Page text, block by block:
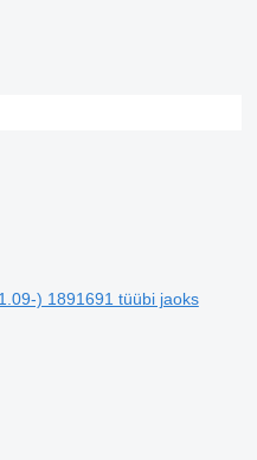
) 1891691 tüübi jaoks